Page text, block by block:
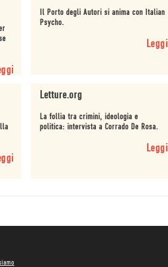
Il Porto degli Autori si anima con Italian
Psycho.
Leggi
Letture.org
La follia tra crimini, ideologia e
politica: intervista a Corrado De Rosa.
Leggi